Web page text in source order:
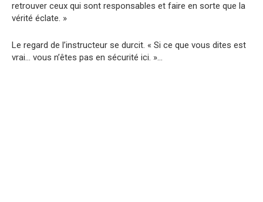
retrouver ceux qui sont responsables et faire en sorte que la
vérité éclate. »
Le regard de l’instructeur se durcit. « Si ce que vous dites est
vrai… vous n’êtes pas en sécurité ici. »…